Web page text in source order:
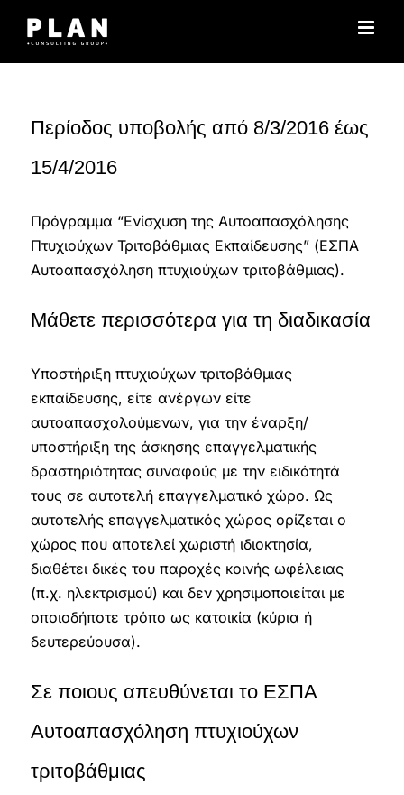
περιεχόμενο
Περίοδος υποβολής από 8/3/2016 έως
15/4/2016
Πρόγραμμα “Ενίσχυση της Αυτοαπασχόλησης
Πτυχιούχων Τριτοβάθμιας Εκπαίδευσης” (ΕΣΠΑ
Αυτοαπασχόληση πτυχιούχων τριτοβάθμιας).
Μάθετε περισσότερα για τη διαδικασία
Υποστήριξη πτυχιούχων τριτοβάθμιας
εκπαίδευσης, είτε ανέργων είτε
αυτοαπασχολούμενων, για την έναρξη/
υποστήριξη της άσκησης επαγγελματικής
δραστηριότητας συναφούς με την ειδικότητά
τους σε αυτοτελή επαγγελματικό χώρο. Ως
αυτοτελής επαγγελματικός χώρος ορίζεται ο
χώρος που αποτελεί χωριστή ιδιοκτησία,
διαθέτει δικές του παροχές κοινής ωφέλειας
(π.χ. ηλεκτρισμού) και δεν χρησιμοποιείται με
οποιοδήποτε τρόπο ως κατοικία (κύρια ή
δευτερεύουσα).
Σε ποιους απευθύνεται το ΕΣΠΑ
Αυτοαπασχόληση πτυχιούχων
τριτοβάθμιας